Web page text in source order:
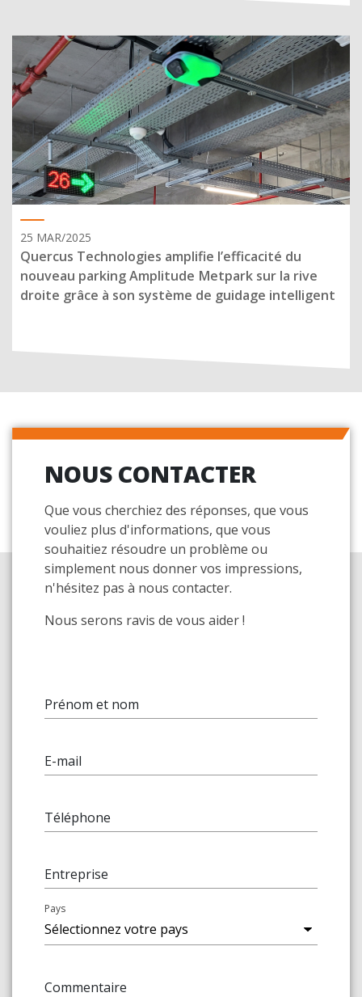
25 MAR/2025
Quercus Technologies amplifie l’efficacité du
nouveau parking Amplitude Metpark sur la rive
droite grâce à son système de guidage intelligent
NOUS CONTACTER
Que vous cherchiez des réponses, que vous
vouliez plus d'informations, que vous
souhaitiez résoudre un problème ou
simplement nous donner vos impressions,
n'hésitez pas à nous contacter.
Nous serons ravis de vous aider !
Prénom et nom
E-mail
Téléphone
Entreprise
Pays
Commentaire